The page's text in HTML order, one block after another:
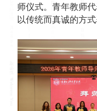
师仪式。青年教师
以传统而真诚的方